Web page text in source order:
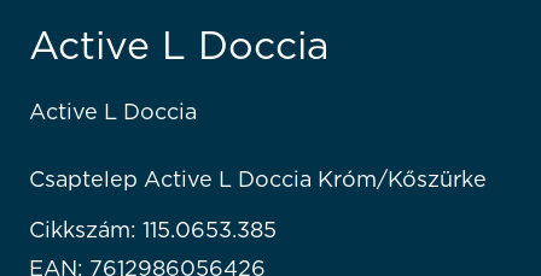
Active L Doccia
Active L Doccia
Csaptelep Active L Doccia Króm/Kőszürke
Cikkszám: 115.0653.385
EAN: 7612986056426